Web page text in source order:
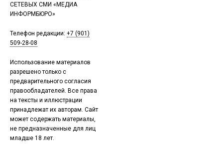
СЕТЕВЫХ СМИ «МЕДИА
ИНФОРМБЮРО»
Телефон редакции: +7 (901)
509-28-08
Использование материалов
разрешено только с
предварительного согласия
правообладателей. Все права
на тексты и иллюстрации
принадлежат их авторам. Сайт
может содержать материалы,
не предназначенные для лиц
младше 18 лет.